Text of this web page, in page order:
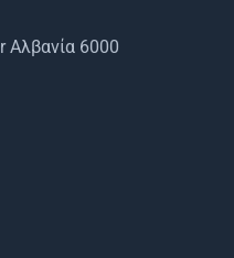
Αλβανία 6000